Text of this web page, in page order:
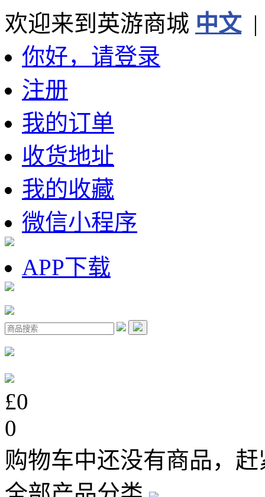
欢迎来到英游商城 中文
你好，请登录
注册
我的订单
收货地址
我的收藏
微信小程序
APP下载
£0
0
购物车中还没有商品，